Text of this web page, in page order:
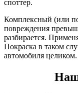
споттер.
Комплексный (или
повреждения
разбирается.
Покраска в таком
автомобиля целиком.